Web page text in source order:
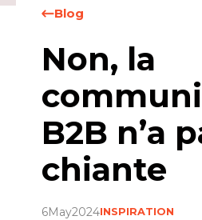
Blog
Non, la
B2B n’a
chiante
6May2024INSPIRATION